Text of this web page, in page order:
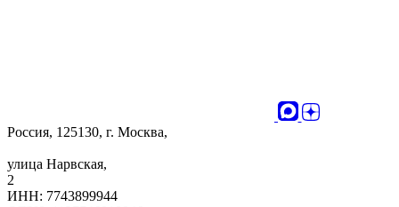
Россия, 125130, г. Москва,
улица Нарвская,
2
ИНН: 7743899944